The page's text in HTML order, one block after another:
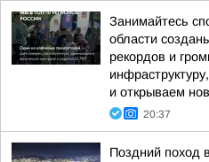
Занимайтесь
области
рекордов и
и открываем
20:37
Поздний поход